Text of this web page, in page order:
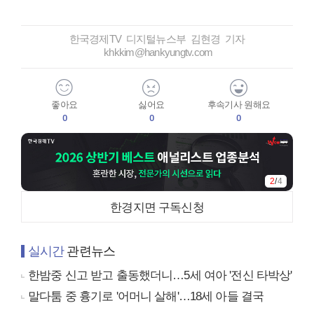
한국경제TV 디지털뉴스부 김현경 기자
khkkim@hankyungtv.com
좋아요
0
싫어요
0
후속기사 원해요
0
3/4
한경지면 구독신청
실시간관련뉴스
한밤중 신고 받고 출동했더니…5세 여아 '전신 타박상'
말다툼 중 흉기로 '어머니 살해'…18세 아들 결국